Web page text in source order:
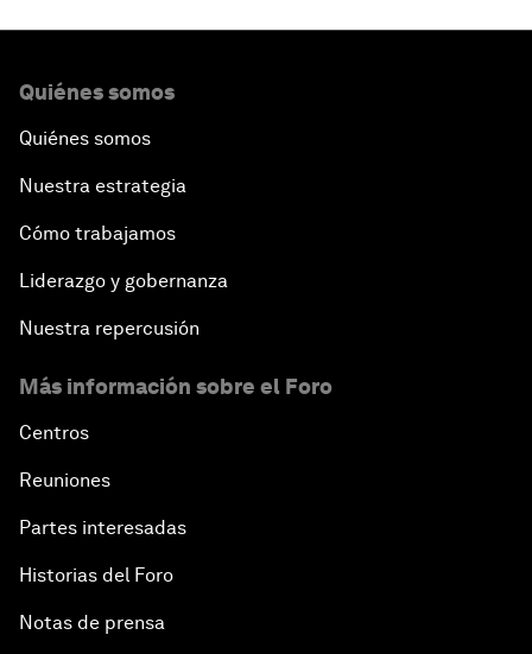
Quiénes somos
Quiénes somos
Nuestra estrategia
Cómo trabajamos
Liderazgo y gobernanza
Nuestra repercusión
Más información sobre el Foro
Centros
Reuniones
Partes interesadas
Historias del Foro
Notas de prensa